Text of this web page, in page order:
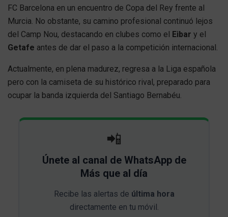
FC Barcelona en un encuentro de Copa del Rey frente al
Murcia. No obstante, su camino profesional continuó lejos
del Camp Nou, destacando en clubes como el Eibar y el
Getafe antes de dar el paso a la competición internacional.
Actualmente, en plena madurez, regresa a la Liga española
pero con la camiseta de su histórico rival, preparado para
ocupar la banda izquierda del Santiago Bernabéu.
📲
Únete al canal de WhatsApp de
Más que al día
Recibe las alertas de última hora
directamente en tu móvil.